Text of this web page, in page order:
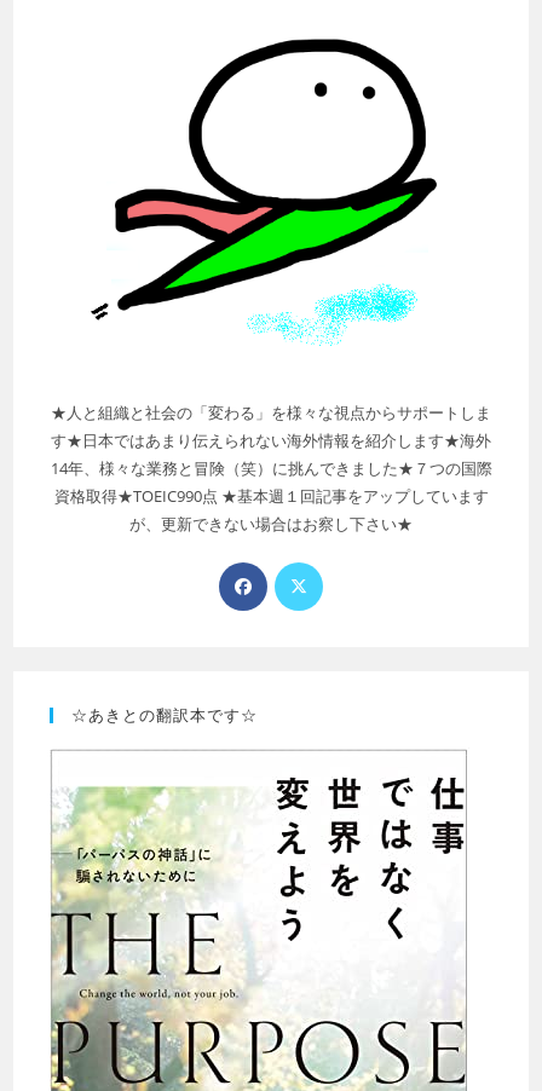
★人と組織と社会の「変わる」を様々な視点からサポートしま
す★日本ではあまり伝えられない海外情報を紹介します★海外
14年、様々な業務と冒険（笑）に挑んできました★７つの国際
資格取得★TOEIC990点 ★基本週１回記事をアップしています
が、更新できない場合はお察し下さい★
☆あきとの翻訳本です☆